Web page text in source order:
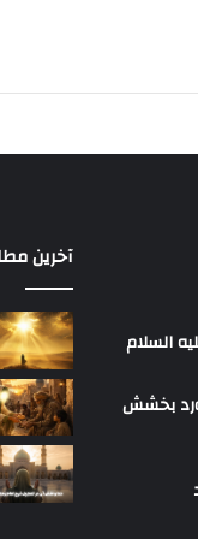
السلام
بخشش
آخرین